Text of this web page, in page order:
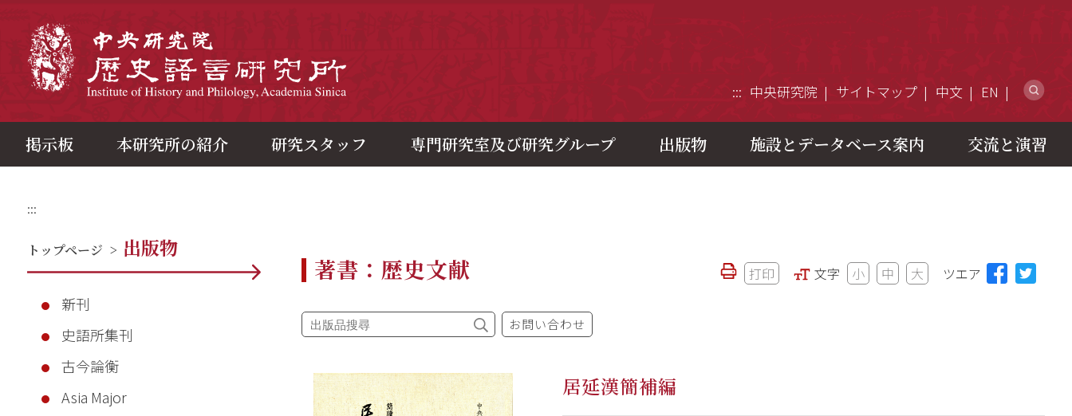
::: 中央研究院 サイトマップ 中文 EN
掲示板 本研究所の紹介 研究スタッフ 専門研究室及び研究グループ 出版物 施設とデータベース案内 交流と演習
:::
トップページ > 出版物
新刊
史語所集刊
古今論衡
Asia Major
著書：歴史文献 打印 文字 小 中 大 ツエア
お問い合わせ
居延漢簡補編